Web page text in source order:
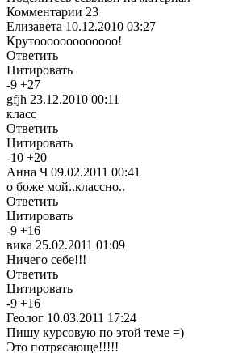
Комментарии 23
Елизавета 10.12.2010 03:27
Крутооооооооооооо!
Ответить
Цитировать
-9 +27
gfjh 23.12.2010 00:11
класс
Ответить
Цитировать
-10 +20
Анна Ч 09.02.2011 00:41
о боже мой..классно..
Ответить
Цитировать
-9 +16
вика 25.02.2011 01:09
Ничего себе!!!
Ответить
Цитировать
-9 +16
Геолог 10.03.2011 17:24
Пишу курсовую по этой теме =)
Это потрясающе!!!!!